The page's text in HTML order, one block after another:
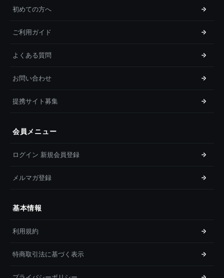
初めての方へ
ご利用ガイド
よくある質問
お問い合わせ
提携サイト募集
会員メニュー
ログイン 新規会員登録
メルマガ登録
基本情報
利用規約
特商取引法に基づく表示